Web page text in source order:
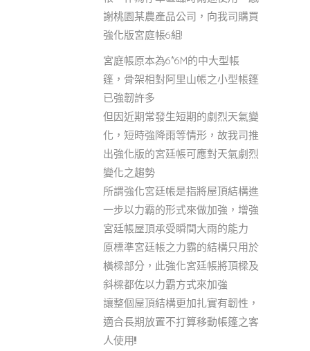
謝桃園某農產品公司，向我司購買
強化版宮庭帳6組!
宮庭帳原本為6*6M的中大型帳
篷，骨架相對阿里山帳之小型帳篷
已強韌許多
但因近期常發生短期的劇烈天氣變
化，短時強降雨等情形，故我司推
出強化版的宮廷帳可應對天氣劇烈
變化之趨勢
所謂強化宮廷帳是指將屋頂結構進
一步以力霸的形式來做加強，增強
宮廷帳屋頂承受瞬間大雨的能力
原標準宮廷帳之力霸的結構只用於
橫樑部分，此強化宮廷帳將頂樑及
斜樑都佐以力霸方式來加強
讓整個屋頂結構更加扎實有韌性，
適合長期放置不打算移動帳篷之客
人使用!!!